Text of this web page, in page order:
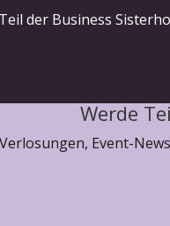
der Business
Werde
Event-